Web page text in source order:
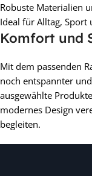
Robuste Materialien
Ideal für Alltag, Sport
Komfort und
Mit dem passenden
noch entspannter
ausgewählte
modernes Design
begleiten.